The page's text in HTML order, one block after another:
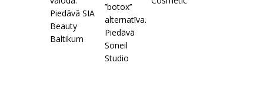
Piedāvā SIA
Beauty
Baltikum
’’botox’’
alternatīva.
Piedāvā
Soneil
Studio